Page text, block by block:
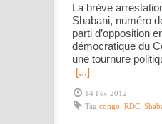
La brève
Shabani, numéro
parti d’opposition
démocratique du
une tournure
[...]
14 Fév 2012
Tag congo RDC